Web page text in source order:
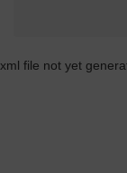
xml file not yet